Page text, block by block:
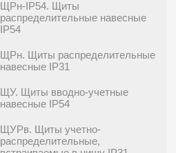
ЩРн-IP54. Щиты
распределительные навесные
IP54
ЩРн. Щиты распределительные
навесные IP31
ЩУ. Щиты вводно-учетные
навесные IP54
ЩУРв. Щиты учетно-
распределительные,